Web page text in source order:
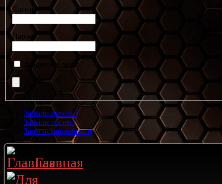
Логин
Пароль
Запомнить меня
Забыли пароль?
Забыли логин?
Зарегистрироваться
Главная